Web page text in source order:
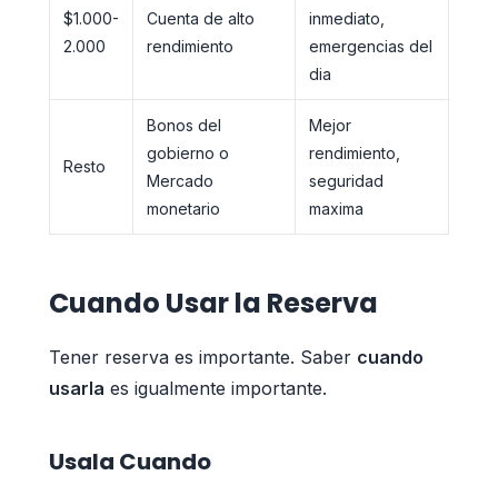
$1.000-
2.000
Cuenta de alto
rendimiento
inmediato,
emergencias del
dia
Resto
Bonos del
gobierno o
Mercado
monetario
Mejor
rendimiento,
seguridad
maxima
Cuando Usar la Reserva
Tener reserva es importante. Saber cuando
usarla es igualmente importante.
Usala Cuando